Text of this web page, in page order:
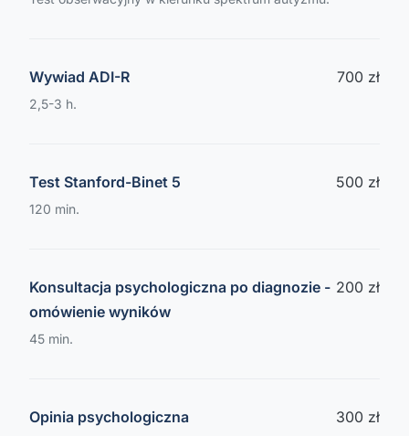
Wywiad ADI-R
2,5-3 h.
700 zł
Test Stanford-Binet 5
120 min.
500 zł
Konsultacja psychologiczna po diagnozie -
omówienie wyników
45 min.
200 zł
Opinia psychologiczna 300 zł